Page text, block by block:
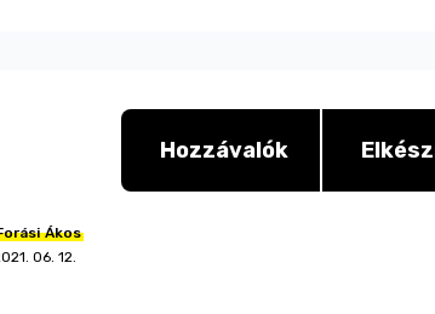
Hozzávalók
Ákos
06. 12.